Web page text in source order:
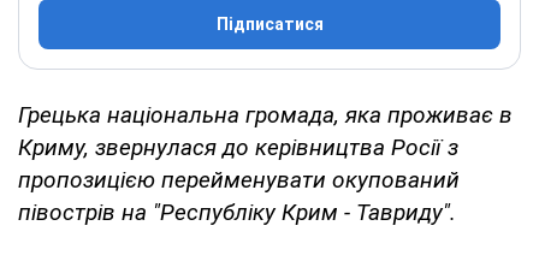
Підписатися
Грецька національна громада, яка проживає в
Криму, звернулася до керівництва Росії з
пропозицією перейменувати окупований
півострів на "Республіку Крим - Тавриду".